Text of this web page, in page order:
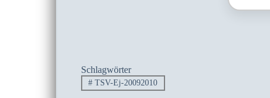
Schlagwörter
# TSV-Ej-20092010